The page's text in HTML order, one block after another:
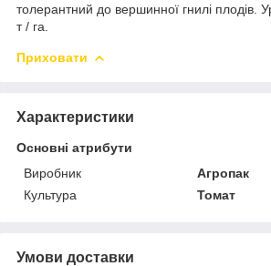
толерантний до вершинної гнилі плодів.
т / га.
Приховати
Характеристики
Основні атрибути
Виробник
Агропак
Культура
Томат
Умови доставки